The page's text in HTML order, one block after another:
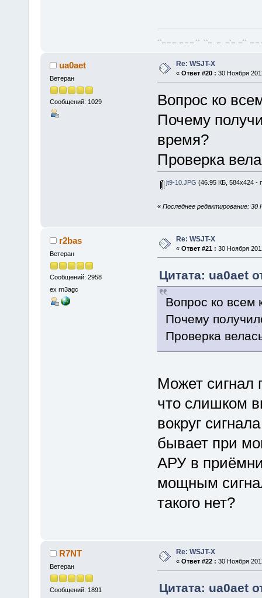
--_ _ _ _ _ _ -- --_ _ _-_ _-- _ _
ua0aet
Ветеран
Сообщений: 1029
Re: WSJT-X
« Ответ #20 : 30 Ноября
Вопрос ко
Почему
время?
Проверка
jt9-10.JPG (46.95 КБ, 584x424 -
« Последнее редактирование: 30
r2bas
Ветеран
Сообщений: 2958
ex rn3agc
Re: WSJT-X
« Ответ #21 : 30 Ноября
Цитата: ua0aet
Вопрос ко всем
Почему
Проверка
Может сигнал
что слишком
вокруг
бывает при
АРУ в
мощным
такого нет?
R7NT
Ветеран
Сообщений: 1891
Re: WSJT-X
« Ответ #22 : 30 Ноября
Цитата: ua0aet